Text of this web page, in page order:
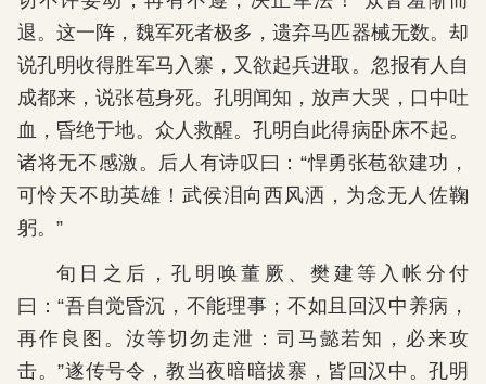
退。这一阵，魏军死者极多，遗弃马匹器械无数。却
说孔明收得胜军马入寨，又欲起兵进取。忽报有人自
成都来，说张苞身死。孔明闻知，放声大哭，口中吐
血，昏绝于地。众人救醒。孔明自此得病卧床不起。
诸将无不感激。后人有诗叹曰：“悍勇张苞欲建功，
可怜天不助英雄！武侯泪向西风洒，为念无人佐鞠
躬。”
旬日之后，孔明唤董厥、樊建等入帐分付
曰：“吾自觉昏沉，不能理事；不如且回汉中养病，
再作良图。汝等切勿走泄：司马懿若知，必来攻
击。”遂传号令，教当夜暗暗拔寨，皆回汉中。孔明